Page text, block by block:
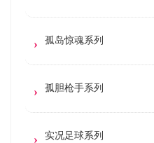
孤岛惊魂系列
孤胆枪手系列
实况足球系列